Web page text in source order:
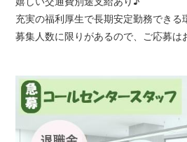
充実の福利厚生で長期安定勤務できる
募集人数に限りがあるので、ご応募は